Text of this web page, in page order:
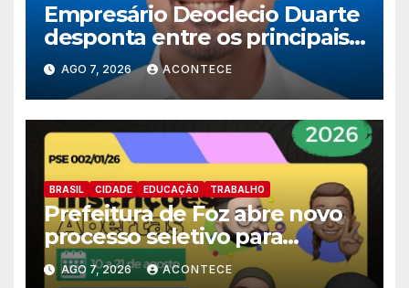
Empresário Deoclecio Duarte
desponta entre os principais
nomes do União Brasil para
deputado estadual
AGO 7, 2026 ACONTECE
BRASIL CIDADE EDUCAÇÃ0 TRABALHO
Prefeitura de Foz abre novo
processo seletivo para
estagiários
AGO 7, 2026 ACONTECE